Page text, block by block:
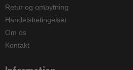
Retur og ombytning
Handelsbetingelser
Om os
Kontakt